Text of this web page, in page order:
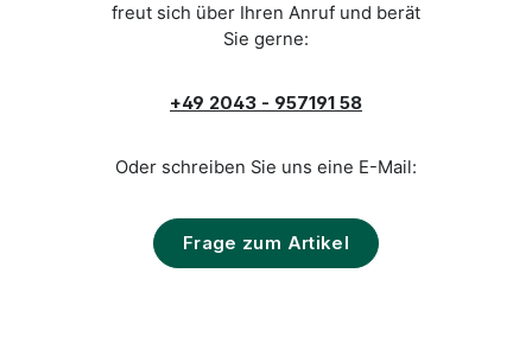
freut sich über Ihren Anruf und berät
Sie gerne:
+49 2043 - 957191 58
Oder schreiben Sie uns eine E-Mail:
Frage zum Artikel